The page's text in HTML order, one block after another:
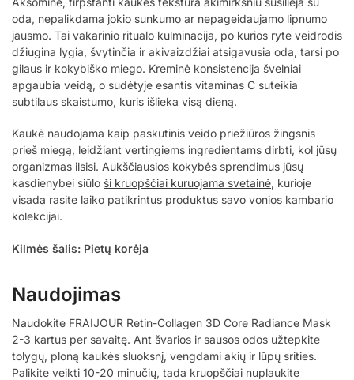
oda, nepalikdama jokio sunkumo ar nepageidaujamo lipnumo
jausmo. Tai vakarinio ritualo kulminacija, po kurios ryte veidrodis
džiugina lygia, švytinčia ir akivaizdžiai atsigavusia oda, tarsi po
gilaus ir kokybiško miego. Kreminė konsistencija švelniai
apgaubia veidą, o sudėtyje esantis vitaminas C suteikia
subtilaus skaistumo, kuris išlieka visą dieną.
Kaukė naudojama kaip paskutinis veido priežiūros žingsnis
prieš miegą, leidžiant vertingiems ingredientams dirbti, kol jūsų
organizmas ilsisi. Aukščiausios kokybės sprendimus jūsų
kasdienybei siūlo ši kruopščiai kuruojama svetainė, kurioje
visada rasite laiko patikrintus produktus savo vonios kambario
kolekcijai.
Kilmės šalis: Pietų korėja
Naudojimas
Naudokite FRAIJOUR Retin-Collagen 3D Core Radiance Mask
2-3 kartus per savaitę. Ant švarios ir sausos odos užtepkite
tolygų, ploną kaukės sluoksnį, vengdami akių ir lūpų srities.
Palikite veikti 10-20 minučių, tada kruopščiai nuplaukite